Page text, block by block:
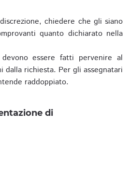
chiedere che gli siano
quanto dichiarato nella
essere fatti pervenire al
dalla richiesta. Per gli assegnatari
raddoppiato.
di